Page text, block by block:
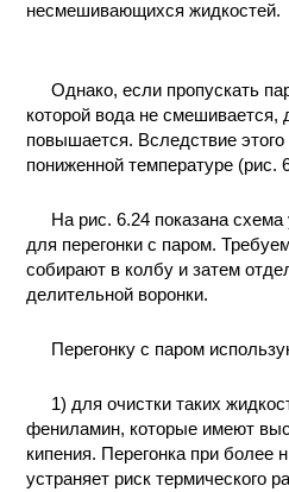
несмешивающихся жидкостей.
Однако, если пропускать
которой вода не смешивается,
повышается. Вследствие этого
пониженной температуре (рис.
На рис. 6.24 показана
для перегонки с паром.
собирают в колбу и затем
делительной воронки.
Перегонку с паром
1) для очистки таких
фениламин, которые имеют
кипения. Перегонка при более
устраняет риск термического